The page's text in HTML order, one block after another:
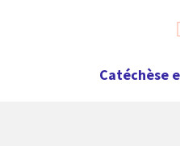
Catéchèse